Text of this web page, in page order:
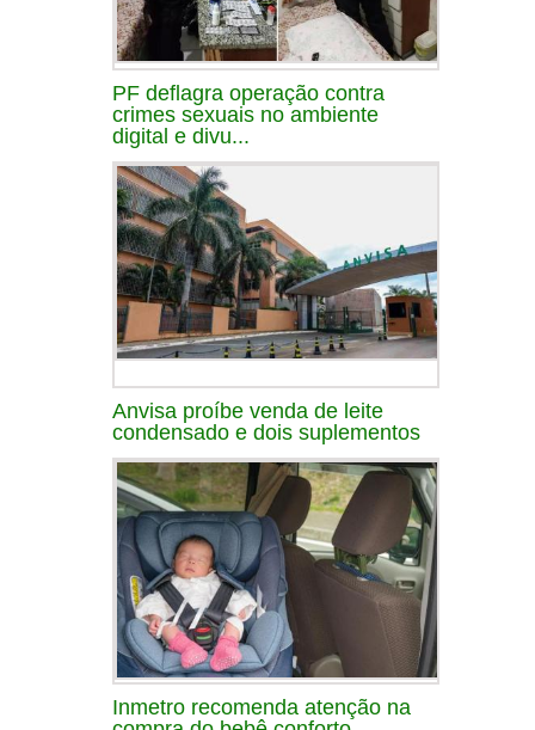
PF deflagra operação contra
crimes sexuais no ambiente
digital e divu...
Anvisa proíbe venda de leite
condensado e dois suplementos
Inmetro recomenda atenção na